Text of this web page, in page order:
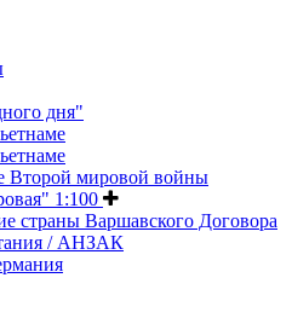
дня"
Второй мировой войны
1:100
страны Варшавского Договора
/ АНЗАК